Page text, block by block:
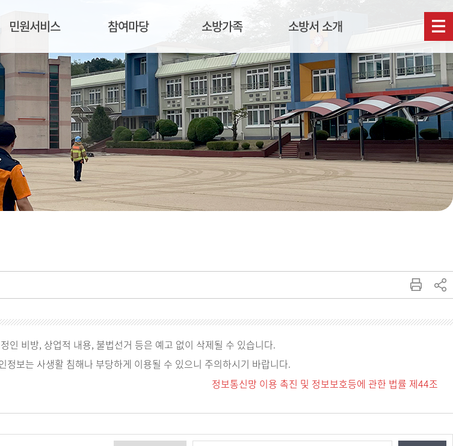
민원서비스 참여마당 소방가족 소방서 소개
인 비방, 상업적 내용, 불법선거 등은 예고 없이 삭제될 수 있습니다.
정보는 사생활 침해나 부당하게 이용될 수 있으니 주의하시기 바랍니다.
정보통신망 이용 촉진 및 정보보호등에 관한 법률 제44조